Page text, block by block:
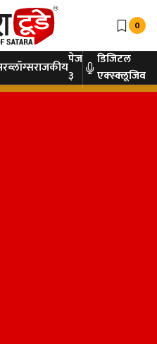
0
ब्लॉग्सराजकीयपेज
३
डिजिटल
एक्स्क्लूजिव